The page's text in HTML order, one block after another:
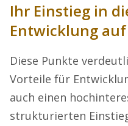
Ihr Einstieg in
Entwicklung auf
Diese Punkte
Vorteile für
auch einen
strukturierten